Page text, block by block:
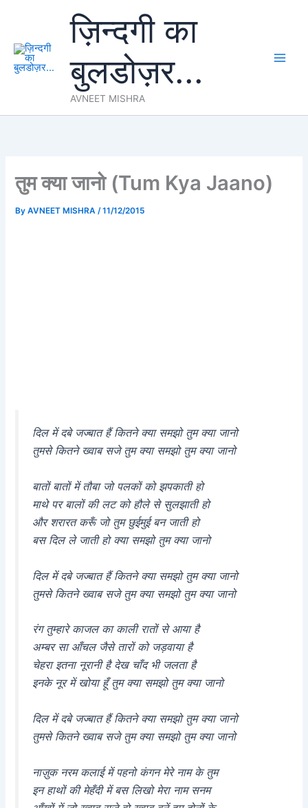
content
ज़िन्दगी का
बुलडोज़र...
AVNEET MISHRA
तुम क्या जानो (Tum Kya Jaano)
ByAVNEET MISHRA/11/12/2015
दिल में दबे जज्बात हैं कितने क्या समझो तुम क्या जानो
तुमसे कितने ख्वाब सजे तुम क्या समझो तुम क्या जानो
बातों बातों में तौबा जो पलकों को झपकाती हो
माथे पर बालों की लट को हौले से सुलझाती हो
और शरारत करूँ जो तुम छुईमुई बन जाती हो
बस दिल ले जाती हो क्या समझो तुम क्या जानो
दिल में दबे जज्बात हैं कितने क्या समझो तुम क्या जानो
तुमसे कितने ख्वाब सजे तुम क्या समझो तुम क्या जानो
रंग तुम्हारे काजल का काली रातों से आया है
अम्बर सा आँचल जैसे तारों को जड़वाया है
चेहरा इतना नूरानी है देख चाँद भी जलता है
इनके नूर में खोया हूँ तुम क्या समझो तुम क्या जानो
दिल में दबे जज्बात हैं कितने क्या समझो तुम क्या जानो
तुमसे कितने ख्वाब सजे तुम क्या समझो तुम क्या जानो
नाज़ुक नरम कलाई में पहनो कंगन मेरे नाम के तुम
इन हाथों की मेहँदी में बस लिखो मेरा नाम सनम